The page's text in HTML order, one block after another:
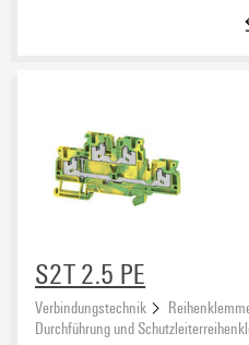
S2T 2.5 PE
Verbindungstechnik
Durchführung und